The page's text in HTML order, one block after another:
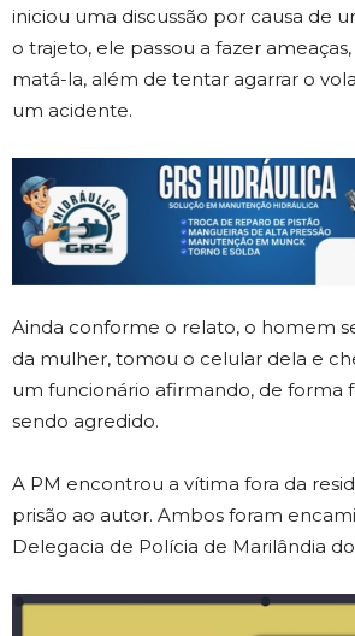
iniciou uma discussão por causa de
o trajeto, ele passou a fazer
matá-la, além de tentar agarrar o
um acidente.
Ainda conforme o relato, o homem
da mulher, tomou o celular dela e
um funcionário afirmando, de forma
sendo agredido.
A PM encontrou a vítima fora da
prisão ao autor. Ambos foram
Delegacia de Polícia de Marilândia do